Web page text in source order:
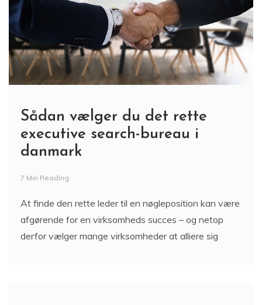
Sådan vælger du det rette
executive search-bureau i
danmark
7 Min Reading
At finde den rette leder til en nøgleposition kan være
afgørende for en virksomheds succes – og netop
derfor vælger mange virksomheder at alliere sig